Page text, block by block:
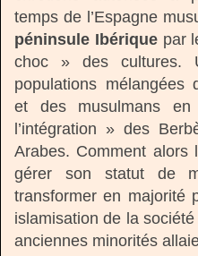
temps de l’Espagne
péninsule Ibériquepar
choc » des cultures.
populations mélangées
et des musulmans
l’intégration » des
Arabes. Comment alors
gérer son statut de
transformer en majorité
islamisation de la
anciennes minorités